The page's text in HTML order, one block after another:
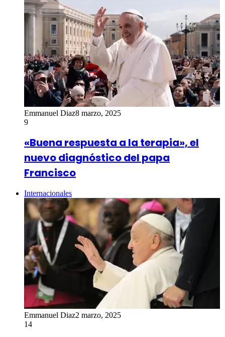
Emmanuel Diaz8 marzo, 2025
9
«Buena respuesta a la terapia», el
nuevo diagnóstico del papa
Francisco
Internacionales
Emmanuel Diaz2 marzo, 2025
14